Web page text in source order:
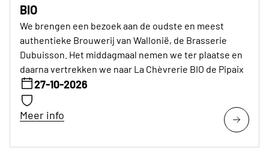
BIO
We brengen een bezoek aan de oudste en meest
authentieke Brouwerij van Wallonië, de Brasserie
Dubuisson. Het middagmaal nemen we ter plaatse en
daarna vertrekken we naar La Chèvrerie BIO de Pipaix
27-10-2026
Meer info